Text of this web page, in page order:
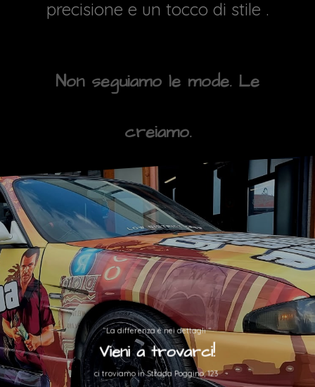
precisione e un tocco di stile .
Non seguiamo le mode. Le
creiamo.
“La differenza è nei dettagli “
Vieni a trovarci!
ci troviamo in Strada Poggino, 123